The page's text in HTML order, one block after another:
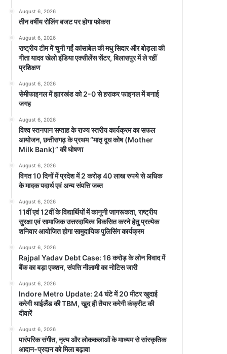
August 6, 2026
तीन वर्षीय रोलिंग बजट पर होगा फोकस
August 6, 2026
राष्ट्रीय टीम में चुनी गईं कांसाबेल की मधु सिदार और बोड़ला की
गीता यादव खेलो इंडिया एक्सीलेंस सेंटर, बिलासपुर में ले रहीं
प्रशिक्षण
August 6, 2026
सेमीफाइनल में झारखंड को 2-0 से हराकर फाइनल में बनाई
जगह
August 6, 2026
विश्व स्तनपान सप्ताह के राज्य स्तरीय कार्यक्रम का सफल
आयोजन, छत्तीसगढ़ के प्रथम “मातृ दूध कोष (Mother
Milk Bank)” की घोषणा
August 6, 2026
विगत 10 दिनों में प्रदेश में 2 करोड़ 40 लाख रुपये से अधिक
के मादक पदार्थ एवं अन्य संपत्ति जब्त
August 6, 2026
11वीं एवं 12वीं के विद्यार्थियों में कानूनी जागरूकता, राष्ट्रीय
सुरक्षा एवं सामाजिक उत्तरदायित्व विकसित करने हेतु प्रत्येक
शनिवार आयोजित होगा सामुदायिक पुलिसिंग कार्यक्रम
August 6, 2026
Rajpal Yadav Debt Case: 16 करोड़ के लोन विवाद में
बैंक का बड़ा एक्शन, संपत्ति नीलामी का नोटिस जारी
August 6, 2026
Indore Metro Update: 24 घंटे में 20 मीटर खुदाई
करेगी थाईलैंड की TBM, खुद ही तैयार करेगी कंक्रीट की
दीवारें
August 6, 2026
पारंपरिक संगीत, नृत्य और लोककलाओं के माध्यम से सांस्कृतिक
आदान-प्रदान को मिला बढ़ावा